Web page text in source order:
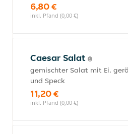
6,80 €
inkl. Pfand (0,00 €)
Caesar Salat
gemischter Salat mit Ei,
und Speck
11,20 €
inkl. Pfand (0,00 €)